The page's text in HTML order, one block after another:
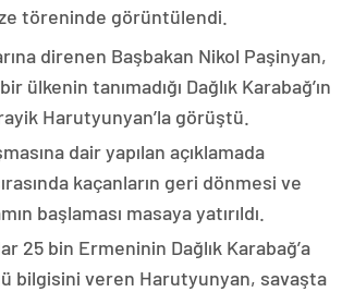
töreninde görüntülendi.
direnen Başbakan Nikol Paşinyan,
ülkenin tanımadığı Dağlık Karabağ’ın
Harutyunyan’la görüştü.
dair yapılan açıklamada
kaçanların geri dönmesi ve
başlaması masaya yatırıldı.
25 bin Ermeninin Dağlık Karabağ’a
bilgisini veren Harutyunyan, savaşta